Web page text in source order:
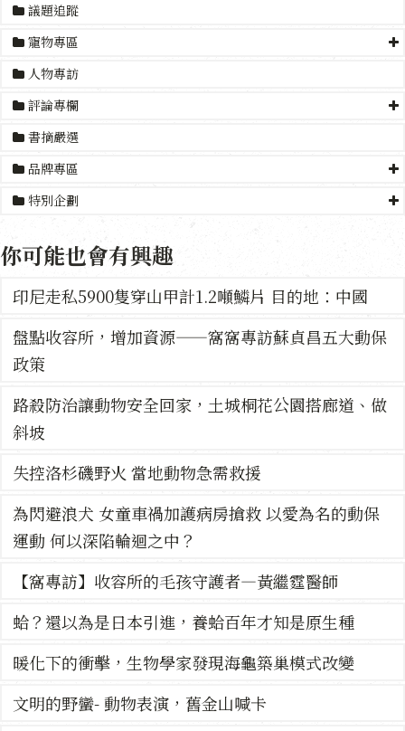
議題追蹤
寵物專區
人物專訪
評論專欄
書摘嚴選
品牌專區
特別企劃
你可能也會有興趣
印尼走私5900隻穿山甲計1.2噸鱗片 目的地：中國
盤點收容所，增加資源——窩窩專訪蘇貞昌五大動保
政策
路殺防治讓動物安全回家，土城桐花公園搭廊道、做
斜坡
失控洛杉磯野火 當地動物急需救援
為閃避浪犬 女童車禍加護病房搶救 以愛為名的動保
運動 何以深陷輪迴之中？
【窩專訪】收容所的毛孩守護者—黃繼霆醫師
蛤？還以為是日本引進，養蛤百年才知是原生種
暖化下的衝擊，生物學家發現海龜築巢模式改變
文明的野蠻- 動物表演，舊金山喊卡